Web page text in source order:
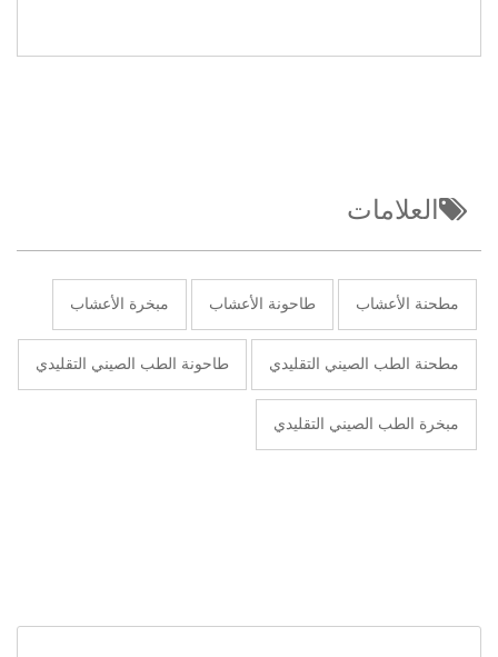
العلامات
مطحنة الأعشاب طاحونة الأعشاب مبخرة الأعشاب
مطحنة الطب الصيني التقليدي طاحونة الطب الصيني التقليدي
مبخرة الطب الصيني التقليدي